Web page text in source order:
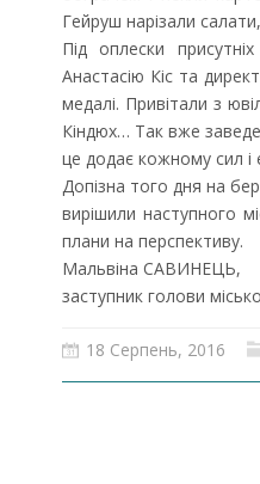
Гейруш нарізали
Під оплески
Анастасію Кіс та
медалі. Привітали з
Кіндюх… Так вже
це додає кожному сил і
Допізна того дня на
вирішили наступного
плани на перспективу.
Мальвіна САВИНЕЦЬ,
заступник голови
18 Серпень, 2016